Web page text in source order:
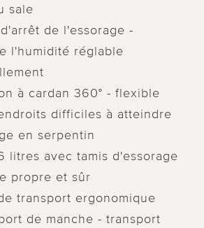
sale
de l'essorage -
l'humidité réglable
à cardan 360° - flexible
difficiles à atteindre
en serpentin
litres avec tamis d'essorage
propre et sûr
transport ergonomique
de manche - transport